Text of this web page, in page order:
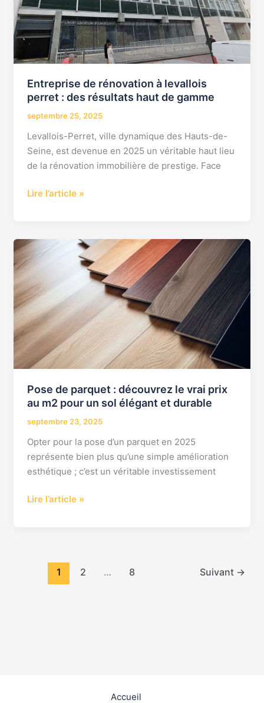
Entreprise de rénovation à levallois
perret : des résultats haut de gamme
septembre 25, 2025
Levallois-Perret, ville dynamique des Hauts-de-
Seine, est devenue en 2025 un véritable haut lieu
de la rénovation immobilière de prestige. Face
:
des
résultats
de
gamme
Lire l’article »
Pose de parquet : découvrez le vrai prix
au m2 pour un sol élégant et durable
septembre 23, 2025
Opter pour la pose d’un parquet en 2025
représente bien plus qu’une simple amélioration
esthétique ; c’est un véritable investissement
Pose
de
:
découvrez
le
vrai
prix
au
pour
un
sol
élégant
et
durable
Lire l’article »
1 2 … 8 Suivant →
Accueil